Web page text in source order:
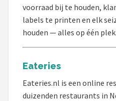
voorraad bij te houden,
labels te printen en elk
houden — alles op één plek.
Eateries
Eateries.nl is een online
duizenden restaurants in